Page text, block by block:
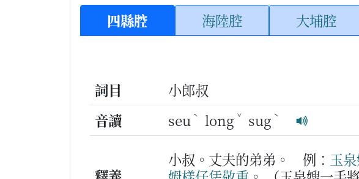
四縣腔 海陸腔 大埔腔
詞目
小郎叔
音讀
seu ˋ long ˇ sug ˋ
小叔。丈夫的弟弟。 例： 玉泉